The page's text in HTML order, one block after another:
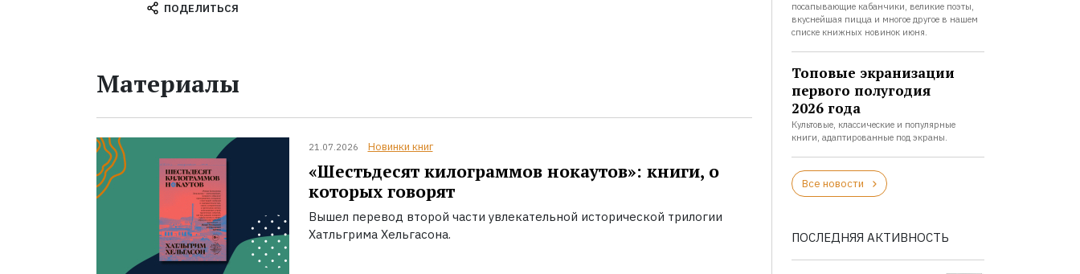
ПОДЕЛИТЬСЯ
Материалы
21.07.2026 Новинки книг
«Шестьдесят килограммов нокаутов»: книги, о
которых говорят
Вышел перевод второй части увлекательной исторической трилогии
Хатльгрима Хельгасона.
посапывающие кабанчики, великие поэты,
вкуснейшая пицца и многое другое в нашем
списке книжных новинок июня.
Топовые экранизации
первого полугодия
2026 года
Культовые, классические и популярные
книги, адаптированные под экраны.
Все новости
ПОСЛЕДНЯЯ АКТИВНОСТЬ